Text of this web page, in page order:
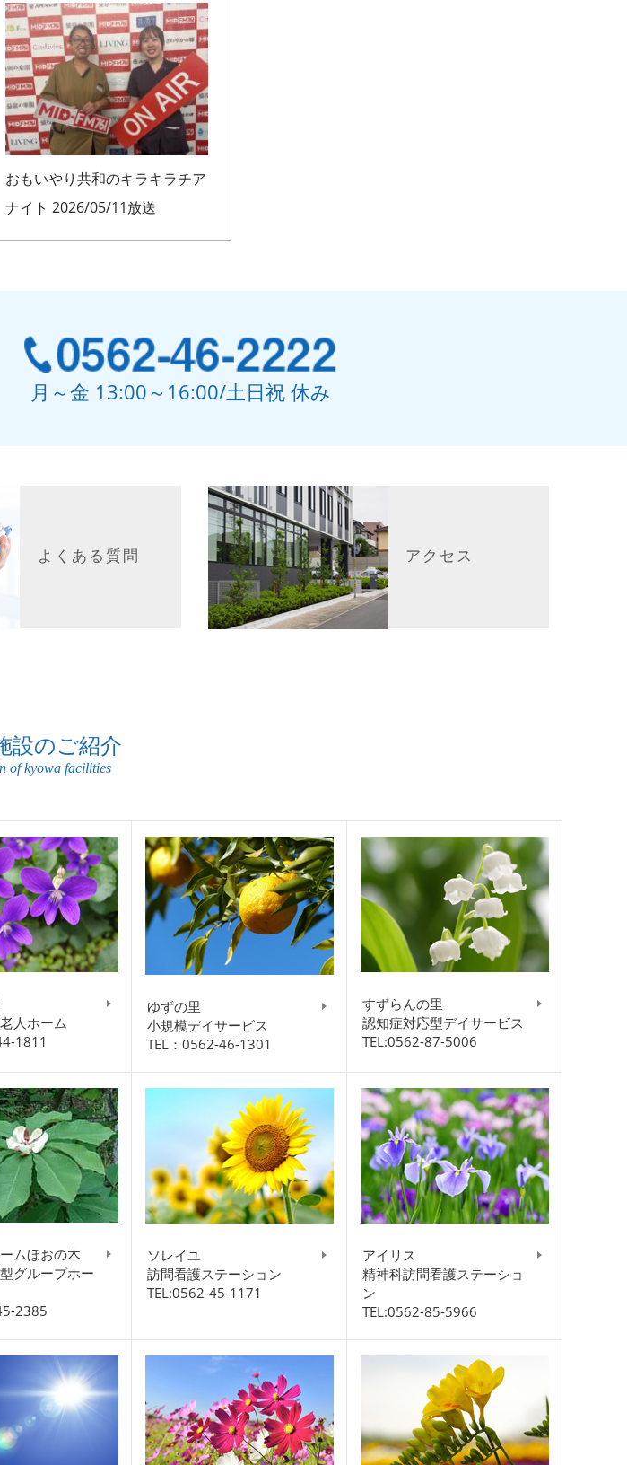
調
節
に
は
上
下
矢
印
く
だ
さ
おもいやり共和のキラキラチア
ナイト 2026/05/11放送
月～金 13:00～16:00/土日祝 休み
よくある質問 アクセス
設のご紹介
of kyowa facilities
人ホーム
1811
ゆずの里
小規模デイサービス
TEL：0562-46-1301
すずらんの里
認知症対応型デイサービス
TEL:0562-87-5006
ムほおの木
グループホー
2385
ソレイユ
訪問看護ステーション
TEL:0562-45-1171
アイリス
精神科訪問看護ステーショ
ン
TEL:0562-85-5966